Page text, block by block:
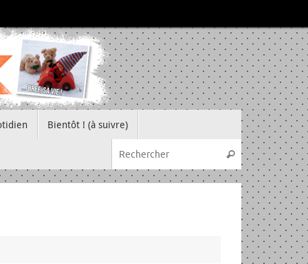
Bientôt ! (à suivre)
Recherche
Rechercher